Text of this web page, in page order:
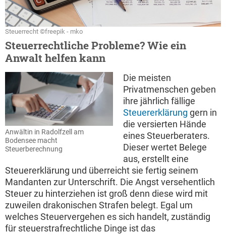
Steuerrecht ©freepik - mko
Steuerrechtliche Probleme? Wie ein
Anwalt helfen kann
Anwältin in Radolfzell am
Bodensee macht
Steuerberechnung
Die meisten
Privatmenschen geben
ihre jährlich fällige
Steuererklärung gern in
die versierten Hände
eines Steuerberaters.
Dieser wertet Belege
aus, erstellt eine
Steuererklärung und überreicht sie fertig seinem
Mandanten zur Unterschrift. Die Angst versehentlich
Steuer zu hinterziehen ist groß denn diese wird mit
zuweilen drakonischen Strafen belegt. Egal um
welches Steuervergehen es sich handelt, zuständig
für steuerstrafrechtliche Dinge ist das